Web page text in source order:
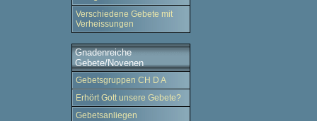
Verschiedene Gebete mit
Verheissungen
Gnadenreiche
Gebete/Novenen
Gebetsgruppen CH D A
Erhört Gott unsere Gebete?
Gebetsanliegen